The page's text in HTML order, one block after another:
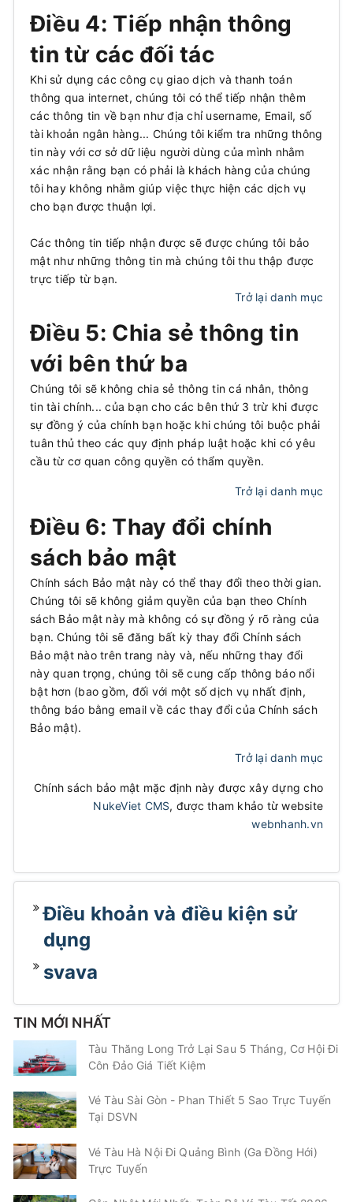
Điều 4: Tiếp nhận thông
tin từ các đối tác
Khi sử dụng các công cụ giao dịch và thanh toán
thông qua internet, chúng tôi có thể tiếp nhận thêm
các thông tin về bạn như địa chỉ username, Email, số
tài khoản ngân hàng... Chúng tôi kiểm tra những thông
tin này với cơ sở dữ liệu người dùng của mình nhằm
xác nhận rằng bạn có phải là khách hàng của chúng
tôi hay không nhằm giúp việc thực hiện các dịch vụ
cho bạn được thuận lợi.
Các thông tin tiếp nhận được sẽ được chúng tôi bảo
mật như những thông tin mà chúng tôi thu thập được
trực tiếp từ bạn.
Trở lại danh mục
Điều 5: Chia sẻ thông tin
với bên thứ ba
Chúng tôi sẽ không chia sẻ thông tin cá nhân, thông
tin tài chính... của bạn cho các bên thứ 3 trừ khi được
sự đồng ý của chính bạn hoặc khi chúng tôi buộc phải
tuân thủ theo các quy định pháp luật hoặc khi có yêu
cầu từ cơ quan công quyền có thẩm quyền.
Trở lại danh mục
Điều 6: Thay đổi chính
sách bảo mật
Chính sách Bảo mật này có thể thay đổi theo thời gian.
Chúng tôi sẽ không giảm quyền của bạn theo Chính
sách Bảo mật này mà không có sự đồng ý rõ ràng của
bạn. Chúng tôi sẽ đăng bất kỳ thay đổi Chính sách
Bảo mật nào trên trang này và, nếu những thay đổi
này quan trọng, chúng tôi sẽ cung cấp thông báo nổi
bật hơn (bao gồm, đối với một số dịch vụ nhất định,
thông báo bằng email về các thay đổi của Chính sách
Bảo mật).
Trở lại danh mục
Chính sách bảo mật mặc định này được xây dựng cho
NukeViet CMS, được tham khảo từ website
webnhanh.vn
Điều khoản và điều kiện sử
dụng
svava
TIN MỚI NHẤT
Tàu Thăng Long Trở Lại Sau 5 Tháng, Cơ Hội Đi
Côn Đảo Giá Tiết Kiệm
Vé Tàu Sài Gòn - Phan Thiết 5 Sao Trực Tuyến
Tại DSVN
Vé Tàu Hà Nội Đi Quảng Bình (Ga Đồng Hới)
Trực Tuyến